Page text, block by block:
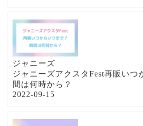
ジャニーズ
ジャニーズアクスタFest再販いつ
間は何時から？
2022-09-15